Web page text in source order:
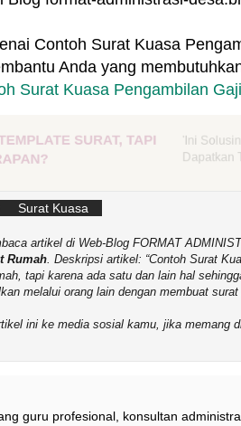
Contoh Surat Kuasa
Anda yang
Surat Kuasa Pengambilan
SURAT, TAPI
'Ini
Surat Kuasa
artikel di Web-Blog FORMAT
Rumah. Deskripsi artikel: Contoh Surat
tapi karena ada satu dan lain hal
melalui orang lain dengan membuat
ini ke media sosial kamu, jika memang
guru profesional, konsultan